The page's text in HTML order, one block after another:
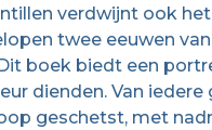
verdwijnt ook
twee eeuwen
boek biedt een
dienden. Van
geschetst, met